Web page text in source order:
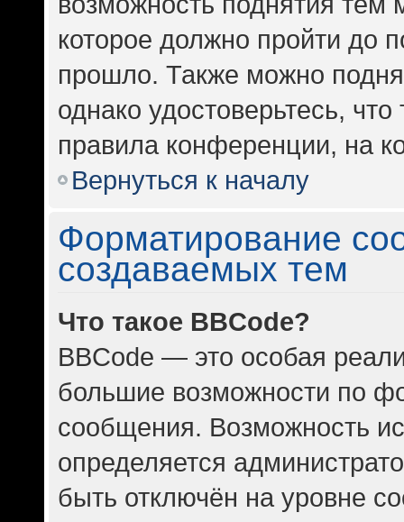
которое должно пройти до
прошло. Также можно
однако удостоверьтесь,
правила конференции, на
Вернуться к началу
Форматирование
создаваемых тем
Что такое BBCode?
BBCode — это особая
большие возможности по
сообщения. Возможность
определяется
быть отключён на уровне